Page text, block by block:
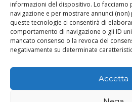
informazioni del dispositivo. Lo facciamo
navigazione e per mostrare annunci
queste tecnologie ci consentirà di
comportamento di navigazione o gli ID
mancato consenso o la revoca del
negativamente su determinate
Accetta
Venerdì
08:00-12:00 14:00-
Sabato
08:00-12:00